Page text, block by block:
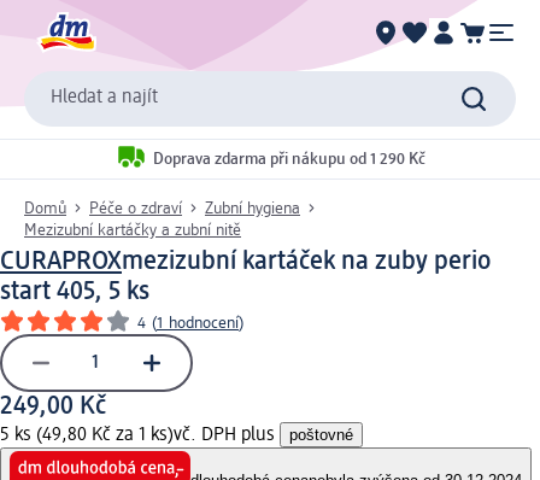
Hledat a najít
Doprava zdarma při nákupu od 1 290 Kč
Domů Péče o zdraví
Zubní hygiena
Mezizubní kartáčky a zubní nitě
CURAPROXmezizubní kartáček na zuby perio
start 405, 5 ks
4 (1 hodnocení)
249,00 Kč
5 ks (49,80 Kč za 1 ks)vč. DPH plus poštovné